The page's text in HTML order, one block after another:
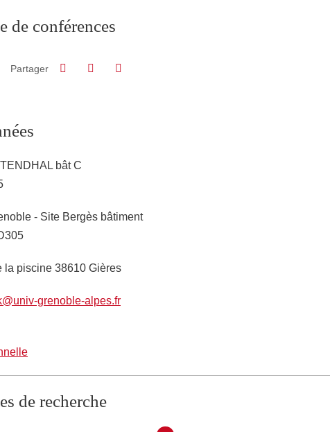
de conférences
Partager Partager sur Facebook
Partager sur LinkedIn
bât C
- Site Bergès bâtiment
la piscine 38610 Gières
grenoble-alpes.fr
de recherche